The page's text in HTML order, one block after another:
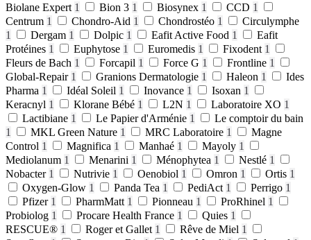
Biolane Expert 1 Bion 3 1 Biosynex 1 CCD 1
Centrum 1 Chondro-Aid 1 Chondrostéo 1
Circulymphe
1
Dergam 1 Dolpic 1 Eafit Active Food 1
Eafit
Protéines 1 Euphytose 1 Euromedis 1 Fixodent 1
Fleurs de Bach 1 Forcapil 1 Force G 1 Frontline 1
Global-Repair 1 Granions Dermatologie 1 Haleon 1
Ides
Pharma 1 Idéal Soleil 1 Inovance 1 Isoxan 1
Keracnyl 1 Klorane Bébé 1 L2N 1 Laboratoire XO 1
Lactibiane 1 Le Papier d'Arménie 1
Le comptoir du bain
1
MKL Green Nature 1 MRC Laboratoire 1
Magne
Control 1 Magnifica 1 Manhaé 1 Mayoly 1
Mediolanum 1 Menarini 1 Ménophytea 1 Nestlé 1
Nobacter 1 Nutrivie 1 Oenobiol 1 Omron 1 Ortis 1
Oxygen-Glow 1 Panda Tea 1 PediAct 1 Perrigo 1
Pfizer 1 PharmMatt 1 Pionneau 1 ProRhinel 1
Probiolog 1 Procare Health France 1 Quies 1
RESCUE® 1 Roger et Gallet 1 Rêve de Miel 1